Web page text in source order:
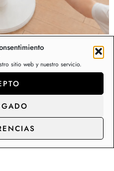
sitio web y nuestro servicio.
Ajustable
DE PEDIDO EL